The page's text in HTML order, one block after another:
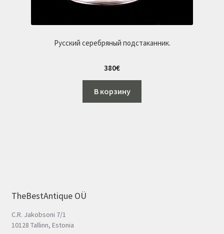
Русский серебряный подстаканник.
380€
В корзину
TheBestAntique OÜ
C.R. Jakobsoni 7/1
10128 Tallinn, Estonia